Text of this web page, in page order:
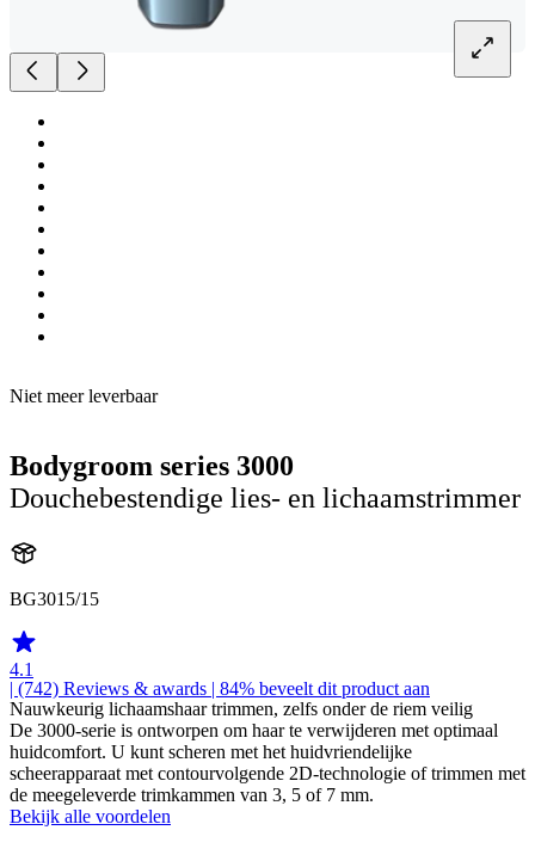
Niet meer leverbaar
Bodygroom series 3000
Douchebestendige lies- en lichaamstrimmer
BG3015/15
4.1
| (742) Reviews & awards | 84% beveelt dit product aan
Nauwkeurig lichaamshaar trimmen, zelfs onder de riem veilig
De 3000-serie is ontworpen om haar te verwijderen met optimaal
huidcomfort. U kunt scheren met het huidvriendelijke
scheerapparaat met contourvolgende 2D-technologie of trimmen met
de meegeleverde trimkammen van 3, 5 of 7 mm.
Bekijk alle voordelen